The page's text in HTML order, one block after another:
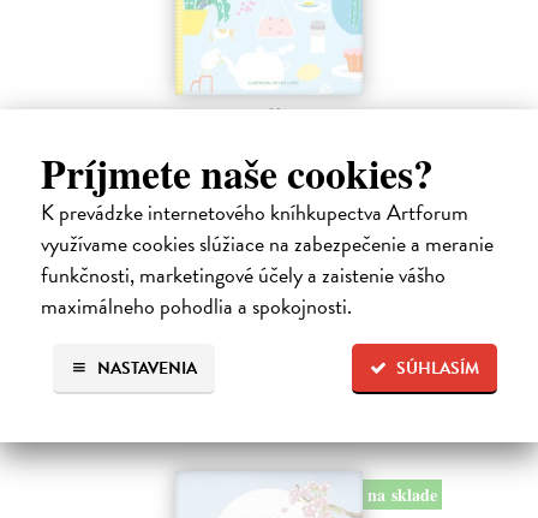
Príjmete naše cookies?
K prevádzke internetového kníhkupectva Artforum
využívame cookies slúžiace na zabezpečenie a meranie
funkčnosti, marketingové účely a zaistenie vášho
maximálneho pohodlia a spokojnosti.
SÚHLASÍM
NASTAVENIA
Profesor Tekvička a Števko v domácom
laboratóriu
Šušaníková Ivana| Kniha
Vedeli ste, že si doma môžete vyrobiť soľné šperky, vlastné jogurty,
recyklovaný papier aj dúhu? Vyskúšajte so svojimi deťmi tridsať
jednoduchých pokusov s bežnými predmetmi a materiálmi.
Na sklade
14,95 € ?
na sklade